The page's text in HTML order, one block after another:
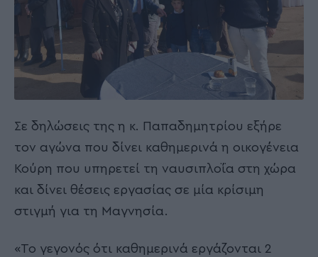
Σε δηλώσεις της η κ. Παπαδημητρίου εξήρε
τον αγώνα που δίνει καθημερινά η οικογένεια
Κούρη που υπηρετεί τη ναυσιπλοΐα στη χώρα
και δίνει θέσεις εργασίας σε μία κρίσιμη
στιγμή για τη Μαγνησία.
«Το γεγονός ότι καθημερινά εργάζονται 2